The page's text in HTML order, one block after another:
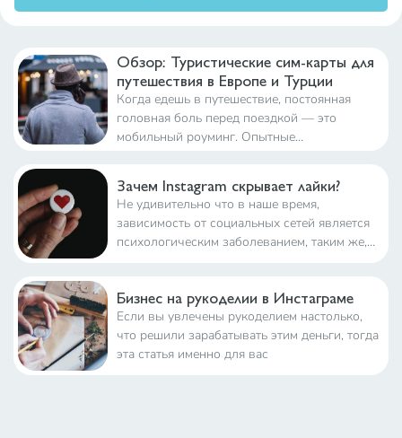
Обзор: Туристические сим-карты для
путешествия в Европе и Турции
Когда едешь в путешествие, постоянная
головная боль перед поездкой — это
мобильный роуминг. Опытные
специальную туристическую sim-карту,
которая работает в большинстве стран на
чуть более выгодных условиях, чем обычный
роуминг
Зачем Instagram скрывает лайки?
Не удивительно что в наше время,
зависимость от социальных сетей является
психологическим заболеванием, таким же,
Бизнес на рукоделии в Инстаграме
Если вы увлечены рукоделием настолько,
что решили зарабатывать этим деньги, тогда
эта статья именно для вас